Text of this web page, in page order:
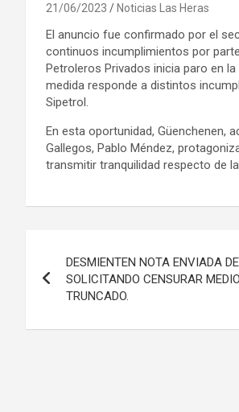
21/06/2023 Noticias Las Heras
El anuncio fue confirmado por el
continuos incumplimientos por
Petroleros Privados inicia paro en
medida responde a distintos
Sipetrol.
En esta oportunidad, Güenchenen,
Gallegos, Pablo Méndez,
transmitir tranquilidad respecto de
de
DESMIENTEN NOTA ENVIADA
SOLICITANDO CENSURAR
TRUNCADO.